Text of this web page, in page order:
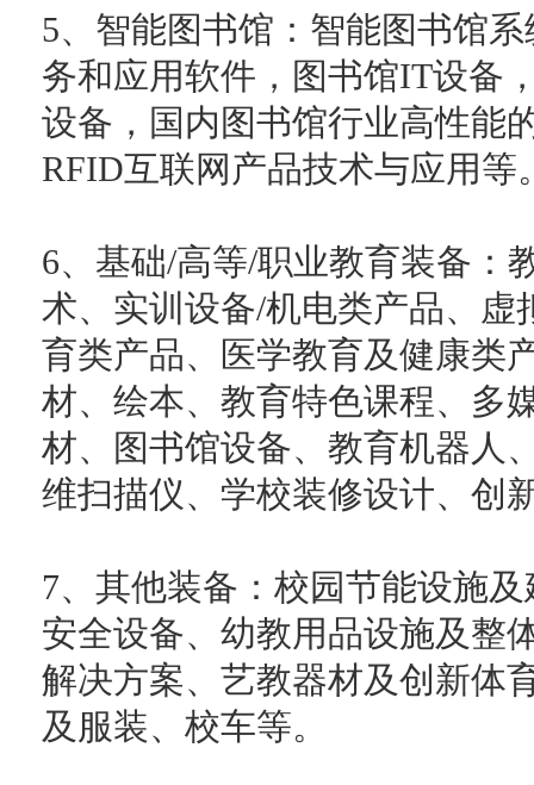
5、智能图书馆：智能图书馆
务和应用软件，图书馆IT设备
设备，国内图书馆行业高性能
RFID互联网产品技术与应用等
6、基础/高等/职业教育装备：
术、实训设备/机电类产品、
育类产品、医学教育及健康类
材、绘本、教育特色课程、多
材、图书馆设备、教育机器人
维扫描仪、学校装修设计、创
7、其他装备：校园节能设施
安全设备、幼教用品设施及整
解决方案、艺教器材及创新体
及服装、校车等。